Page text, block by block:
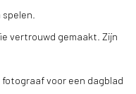
vertrouwd gemaakt. Zijn
voor een dagblad